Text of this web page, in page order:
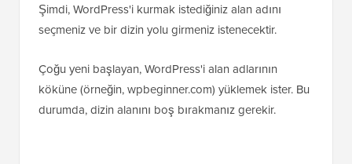
Şimdi, WordPress'i kurmak istediğiniz alan adını
seçmeniz ve bir dizin yolu girmeniz istenecektir.
Çoğu yeni başlayan, WordPress'i alan adlarının
köküne (örneğin, wpbeginner.com) yüklemek ister. Bu
durumda, dizin alanını boş bırakmanız gerekir.